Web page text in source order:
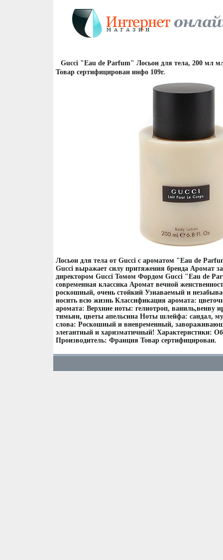
Gucci "Eau de Parfum" Лосьон для тела, 200 мл
Товар сертифицирован инфо 109r.
Лосьон для тела от Gucci с ароматом "Eau de
Gucci выражает силу притяжения бренда Аромат
директором Gucci Томом Фордом Gucci "Eau de
современная классика Аромат вечной
роскошный, очень стойкий Узнаваемый и
носить всю жизнь Классификация аромата:
аромата: Верхние ноты: гелиотроп, ваниль,венву
тимьян, цветы апельсина Ноты шлейфа: сандал,
слова: Роскошный и вневременный,
элегантный и харизматичный! Характеристики:
Производитель: Франция Товар сертифицирован.